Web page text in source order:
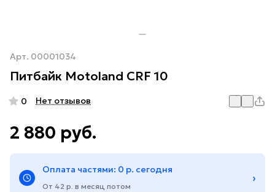
Арт. 00001034
Питбайк Motoland CRF 10
0 Нет отзывов
2 880 руб.
Оплата частями: 0 р. сегодня
От 42 р. в месяц потом
›